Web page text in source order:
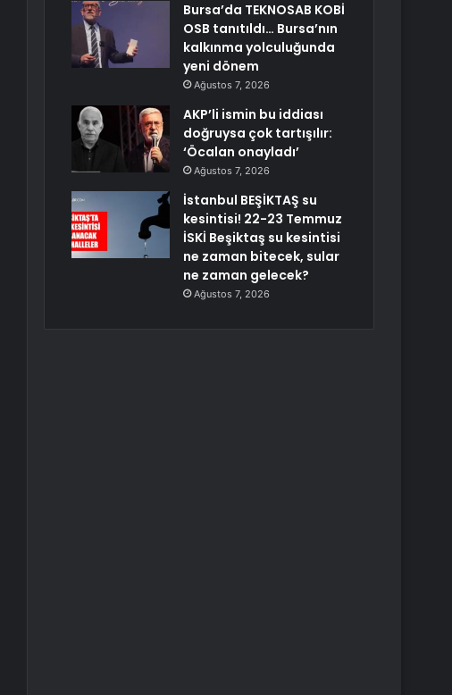
Bursa’da TEKNOSAB KOBİ
OSB tanıtıldı… Bursa’nın
kalkınma yolculuğunda
yeni dönem
Ağustos 7, 2026
AKP’li ismin bu iddiası
doğruysa çok tartışılır:
‘Öcalan onayladı’
Ağustos 7, 2026
İstanbul BEŞİKTAŞ su
kesintisi! 22-23 Temmuz
İSKİ Beşiktaş su kesintisi
ne zaman bitecek, sular
ne zaman gelecek?
Ağustos 7, 2026